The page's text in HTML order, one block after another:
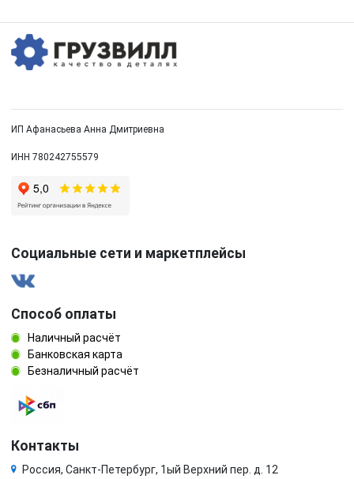
ИП Афанасьева Анна Дмитриевна
ИНН 780242755579
Социальные сети и маркетплейсы
Способ оплаты
Наличный расчёт
Банковская карта
Безналичный расчёт
Контакты
Россия, Санкт-Петербург, 1ый Верхний пер. д. 12